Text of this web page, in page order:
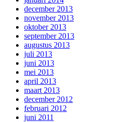
december 2013
november 2013
oktober 2013
september 2013
augustus 2013
juli 2013
juni 2013
mei 2013
april 2013
maart 2013
december 2012
februari 2012
juni 2011